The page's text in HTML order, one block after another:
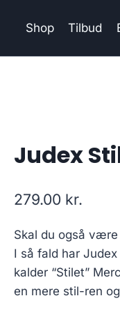
Shop Tilbud
Judex
279.00 kr.
Skal du også
I så fald har
kalder “Stilet”
en mere stil-ren